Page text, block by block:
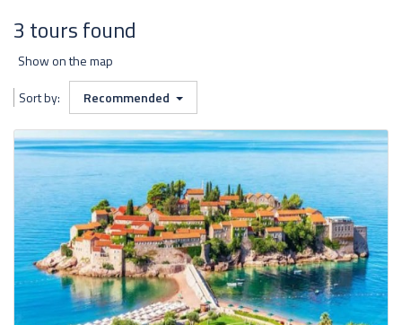
3 tours found
Show on the map
Sort by:
Recommended